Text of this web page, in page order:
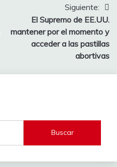
Siguiente:
El Supremo de EE.UU.
mantener por el momento y
acceder a las pastillas
abortivas